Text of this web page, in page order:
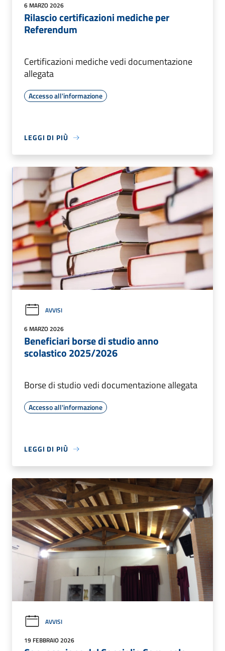
6 MARZO 2026
Rilascio certificazioni mediche per
Referendum
Certificazioni mediche vedi documentazione
allegata
Accesso all'informazione
LEGGI DI PIÙ
AVVISI
6 MARZO 2026
Beneficiari borse di studio anno
scolastico 2025/2026
Borse di studio vedi documentazione allegata
Accesso all'informazione
LEGGI DI PIÙ
AVVISI
19 FEBBRAIO 2026